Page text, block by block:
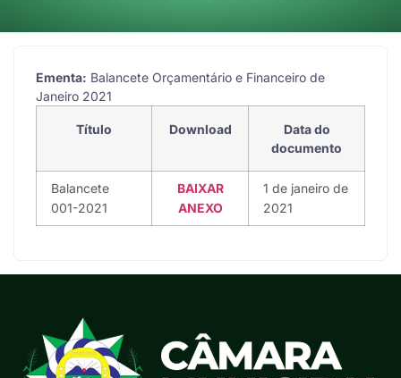
Ementa: Balancete Orçamentário e Financeiro de
Janeiro 2021
Título Download
Data do
documento
Balancete
001-2021
BAIXAR
ANEXO
1 de janeiro de
2021